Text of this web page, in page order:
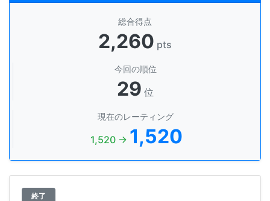
総合得点
2,260 pts
今回の順位
29 位
現在のレーティング
1,520 → 1,520
終了